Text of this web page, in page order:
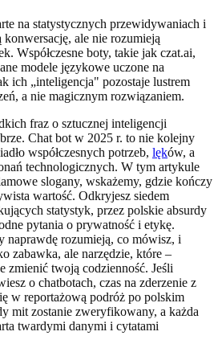
na statystycznych przewidywaniach i
ale nie rozumieją
Współczesne boty, takie jak czat.ai,
modele językowe uczone na
ich „inteligencja" pozostaje lustrem
a nie magicznym rozwiązaniem.
fraz o sztucznej inteligencji
Chat bot w 2025 r. to nie kolejny
współczesnych potrzeb, lęków, a
technologicznych. W tym artykule
slogany, wskażemy, gdzie kończy
wartość. Odkryjesz siedem
statystyk, przez polskie absurdy
pytania o prywatność i etykę.
naprawdę rozumieją, co mówisz, i
zabawka, ale narzędzie, które –
zmienić twoją codzienność. Jeśli
o chatbotach, czas na zderzenie z
w reportażową podróż po polskim
mit zostanie zweryfikowany, a każda
twardymi danymi i cytatami